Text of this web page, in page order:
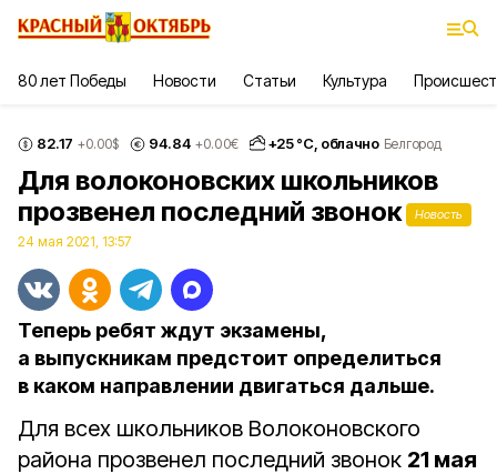
80 лет Победы Новости Статьи Культура
82.17 +0.00$ 94.84 +0.00€ +25°С, облачно Белгород
Для волоконовских школьников
прозвенел последний звонок
Новость
24 мая 2021, 13:57
Теперь ребят ждут экзамены,
а выпускникам предстоит определиться
в каком направлении двигаться дальше.
Для всех школьников Волоконовского
района прозвенел последний звонок 21 мая